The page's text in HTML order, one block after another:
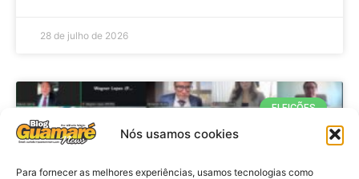
Nós usamos cookies
Para fornecer as melhores experiências, usamos tecnologias como
28 de julho de 2026
ELEIÇÕES